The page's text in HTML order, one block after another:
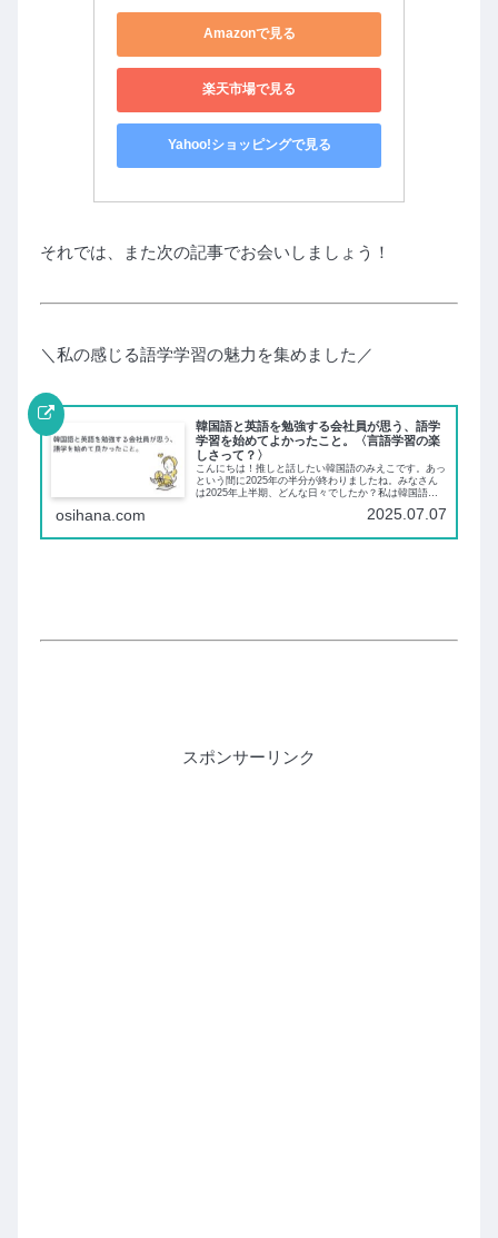
Amazonで見る
楽天市場で見る
Yahoo!ショッピングで見る
それでは、また次の記事でお会いしましょう！
＼私の感じる語学学習の魅力を集めました／
韓国語と英語を勉強する会社員が思う、語学
学習を始めてよかったこと。〈言語学習の楽
しさって？〉
こんにちは！推しと話したい韓国語のみえこです。あっ
という間に2025年の半分が終わりましたね。みなさん
は2025年上半期、どんな日々でしたか？私は韓国語・
な」と心残りのある上半期でした。下半...
osihana.com 2025.07.07
スポンサーリンク